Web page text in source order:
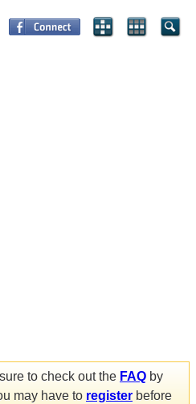
to check out the FAQ by
may have to register before